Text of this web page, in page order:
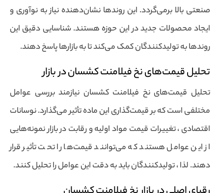
صنعتی بالا برمی‌گردد. این روندها نشان‌دهنده نیاز به نوآوری و
ایجاد محصولات جدید در این حوزه هستند. شناسایی دقیق این
روندها به تولیدکنندگان کمک می‌کند تا به بازارها پاسخ دهند.
تحلیل قیمت‌های نخ فیلامنت کشسان در بازار
تحلیل قیمت‌های نخ فیلامنت کشسان نیازمند بررسی عوامل
مختلفی است که بر قیمت‌گذاری این ماده تأثیر می‌گذارد. نوسانات
اقتصادی ، تغییرات قیمت مواد اولیه و رقابت در بازار نمونه‌هایی
از این عوامل هستند که می‌توانند قیمت‌ها را تحت تأثیر قرار
دهند. لذا ، تولیدکنندگان باید به دقت این عوامل را تحلیل کنند.